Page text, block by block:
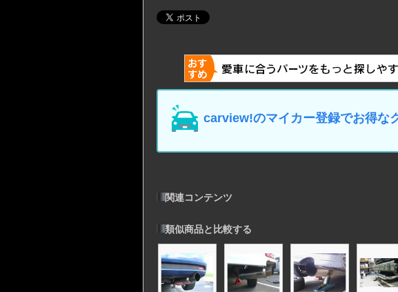
carview!のマイカー登録でお得な
関連コンテンツ
類似商品と比較する